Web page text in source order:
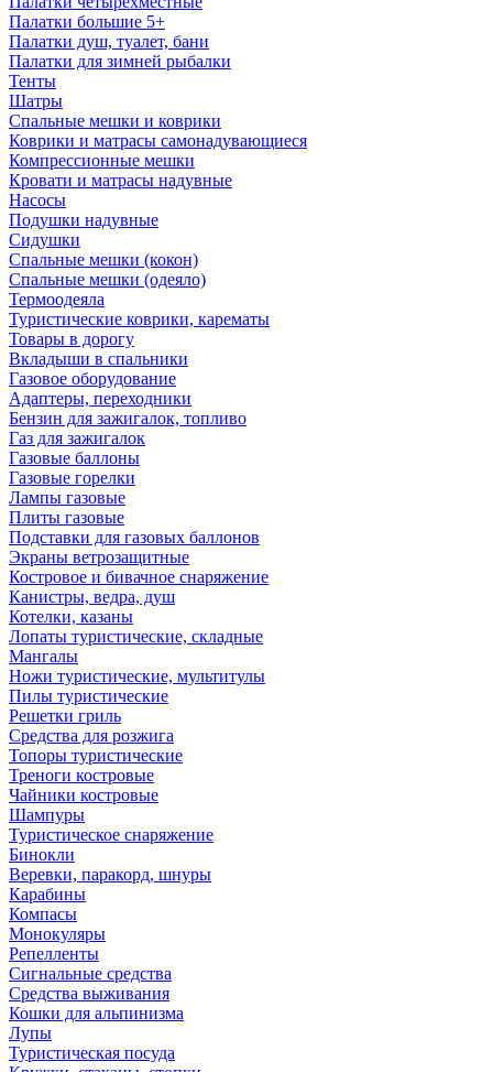
Палатки большие 5+
Палатки душ, туалет, бани
Палатки для зимней рыбалки
Тенты
Шатры
Спальные мешки и коврики
Коврики и матрасы самонадувающиеся
Компрессионные мешки
Кровати и матрасы надувные
Насосы
Подушки надувные
Сидушки
Спальные мешки (кокон)
Спальные мешки (одеяло)
Термоодеяла
Туристические коврики, карематы
Товары в дорогу
Вкладыши в спальники
Газовое оборудование
Адаптеры, переходники
Бензин для зажигалок, топливо
Газ для зажигалок
Газовые баллоны
Газовые горелки
Лампы газовые
Плиты газовые
Подставки для газовых баллонов
Экраны ветрозащитные
Костровое и бивачное снаряжение
Канистры, ведра, душ
Котелки, казаны
Лопаты туристические, складные
Мангалы
Ножи туристические, мультитулы
Пилы туристические
Решетки гриль
Средства для розжига
Топоры туристические
Треноги костровые
Чайники костровые
Шампуры
Туристическое снаряжение
Бинокли
Веревки, паракорд, шнуры
Карабины
Компасы
Монокуляры
Репелленты
Сигнальные средства
Средства выживания
Кошки для альпинизма
Лупы
Туристическая посуда